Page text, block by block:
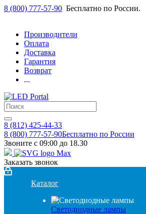
8 (800) 777-57-90 Бесплатно по России.
Производители
Оплата
Доставка
Гарантия
Возврат
...
8 (812) 425-44-33
8 (800) 777-57-90Бесплатно по России
Звоните с 09:00 до 18.30
Заказать звонок
Каталог
Светодиодные лампы